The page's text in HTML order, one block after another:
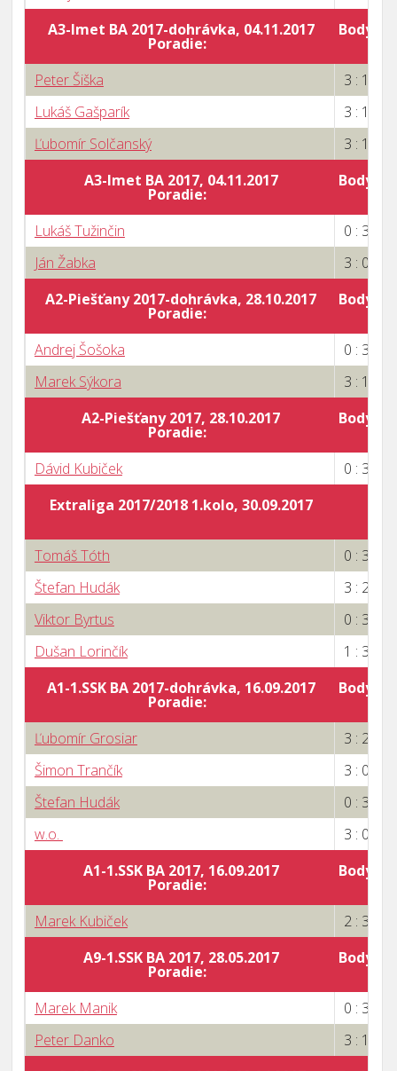
A3-Imet BA 2017-dohrávka, 04.11.2017
Poradie:
Body
Peter Šiška
3 : 1
Lukáš Gašparík
3 : 1
Ľubomír Solčanský
3 : 1
A3-Imet BA 2017, 04.11.2017
Poradie:
Body
Lukáš Tužinčin
0 : 3
Ján Žabka
3 : 0
A2-Piešťany 2017-dohrávka, 28.10.2017
Poradie:
Body
Andrej Šošoka
0 : 3
Marek Sýkora
3 : 1
A2-Piešťany 2017, 28.10.2017
Poradie:
Body
Dávid Kubiček
0 : 3
Extraliga 2017/2018 1.kolo, 30.09.2017
Tomáš Tóth
0 : 3
Štefan Hudák
3 : 2
Viktor Byrtus
0 : 3
Dušan Lorinčík
1 : 3
A1-1.SSK BA 2017-dohrávka, 16.09.2017
Poradie:
Body
Ľubomír Grosiar
3 : 2
Šimon Trančík
3 : 0
Štefan Hudák
0 : 3
w.o.
3 : 0
A1-1.SSK BA 2017, 16.09.2017
Poradie:
Body
Marek Kubiček
2 : 3
A9-1.SSK BA 2017, 28.05.2017
Poradie:
Body
Marek Manik
0 : 3
Peter Danko
3 : 1